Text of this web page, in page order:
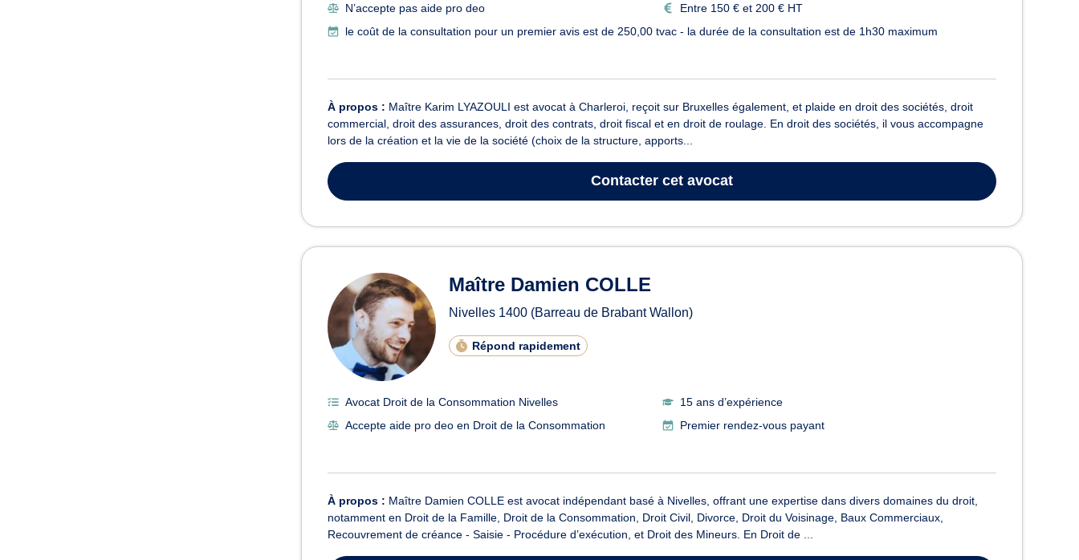
N’accepte pas aide pro deo
Entre 150 € et 200 € HT
le coût de la consultation pour un premier avis est de 250,00 tvac - la durée de la consultation est de 1h30 maximum
À propos : Maître Karim LYAZOULI est avocat à Charleroi, reçoit sur Bruxelles également, et plaide en droit des sociétés, droit
commercial, droit des assurances, droit des contrats, droit fiscal et en droit de roulage. En droit des sociétés, il vous accompagne
lors de la création et la vie de la société (choix de la structure, apports...
Contacter cet avocat
Maître Damien COLLE
Nivelles 1400 (Barreau de Brabant Wallon)
Répond rapidement
Avocat Droit de la Consommation Nivelles
15 ans d’expérience
Accepte aide pro deo en Droit de la Consommation
Premier rendez-vous payant
À propos : Maître Damien COLLE est avocat indépendant basé à Nivelles, offrant une expertise dans divers domaines du droit,
notamment en Droit de la Famille, Droit de la Consommation, Droit Civil, Divorce, Droit du Voisinage, Baux Commerciaux,
Recouvrement de créance - Saisie - Procédure d’exécution, et Droit des Mineurs. En Droit de ...